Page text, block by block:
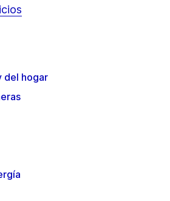
del hogar